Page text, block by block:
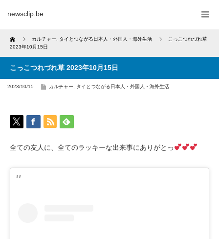
newsclip.be
Home カルチャー タイとつながる日本人・外国人・海外生活
こっこつれづれ草
2023年10月15日
こっこつれづれ草 2023年10月15日
2023/10/15 カルチャー タイとつながる日本人・外国人・海外生活
全ての友人に、全てのラッキーな出来事にありがとっ